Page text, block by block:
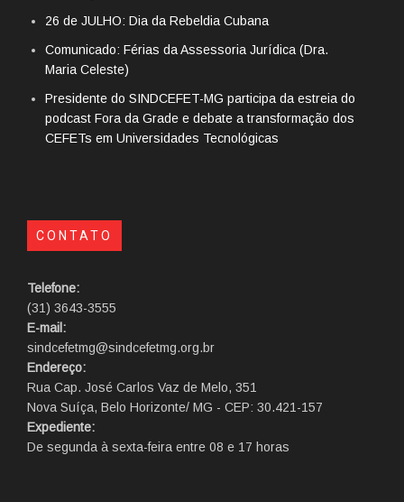
26 de JULHO: Dia da Rebeldia Cubana
Comunicado: Férias da Assessoria Jurídica (Dra.
Maria Celeste)
Presidente do SINDCEFET-MG participa da estreia do
podcast Fora da Grade e debate a transformação dos
CEFETs em Universidades Tecnológicas
CONTATO
Telefone:
(31) 3643-3555
E-mail:
sindcefetmg@sindcefetmg.org.br
Endereço:
Rua Cap. José Carlos Vaz de Melo, 351
Nova Suíça, Belo Horizonte/ MG - CEP: 30.421-157
Expediente:
De segunda à sexta-feira entre 08 e 17 horas